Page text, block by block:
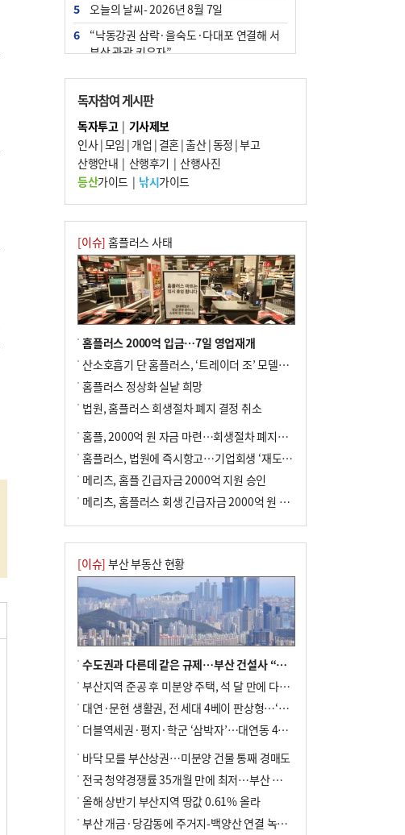
5
오늘의 날씨- 2026년 8월 7일
6
“낙동강권 삼락·을숙도·다대포 연결해 서
부산 관광 키우자”
7
부울경 주말부터 비소식…‘극한 폭염’ 한풀
꺾일 듯
8
피란마을 67년 역사인데…전교생 24명 아
미초 통폐합 기로
9
외국인 선원 ‘인신매매 경유지’ 된 부산…
우려가 현실로
10 수사독점 책임 커진 경찰, 방치사건 해결 부
랴부랴 속도전
독자참여 게시판
독자투고| 기사제보
인사|모임 | 개업 | 결혼|출산|동정 |부고
산행안내 | 산행후기 | 산행사진
등산가이드| 낚시가이드
[이슈] 홈플러스 사태
홈플러스 2000억 입금…7일 영업재개
산소호흡기 단 홈플러스, ‘트레이더 조’ 모델로 살아날까
홈플러스 정상화 실낱 희망
법원, 홈플러스 회생절차 폐지 결정 취소
홈플, 2000억 원 자금 마련…회생절차 폐지에 즉시항고(종합)
홈플러스, 법원에 즉시항고…기업회생 ‘재도전’
메리츠, 홈플 긴급자금 2000억 지원 승인
메리츠, 홈플러스 회생 긴급자금 2000억 원 지원 승인
[이슈] 부산 부동산 현황
수도권과 다른데 같은 규제…부산 건설사 “쓰러지기 직전”
부산지역 준공 후 미분양 주택, 석 달 만에 다시 3000가구 넘어서
대연·문현 생활권, 전 세대 4베이 판상형…‘더샵 트리센트’ 내달 분양
더블역세권·평지·학군 ‘삼박자’…대연동 42층 브랜드 단지
바닥 모를 부산상권…미분양 건물 통째 경매도
전국 청약경쟁률 35개월 만에 최저…부산 미분양 ‘적체’ 심화
올해 상반기 부산지역 땅값 0.61% 올라
부산 개금·당감동에 주거지-백양산 연결 녹지 조성